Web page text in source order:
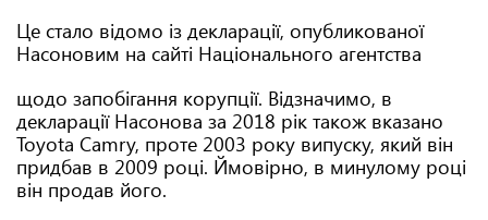
Це стало відомо із декларації, опубликованої
Насоновим на сайті Національного агентства
щодо запобігання корупції. Відзначимо, в
декларації Насонова за 2018 рік також вказано
Toyota Camry, проте 2003 року випуску, який він
придбав в 2009 році. Ймовірно, в минулому році
він продав його.